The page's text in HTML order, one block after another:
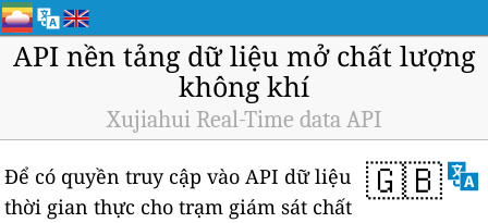
API nền tảng dữ liệu mở chất lượng
không khí
Xujiahui Real-Time data API
🇬🇧
Để có quyền truy cập vào API dữ liệu
thời gian thực cho trạm giám sát chất